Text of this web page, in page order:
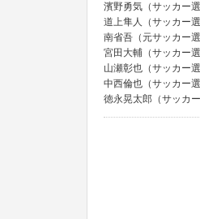
濱野勇気（サッカー
道上隼人（サッカー
南省吾（元サッカー
宮田大輔（サッカー
山瀬彰也（サッカー
中西倫也（サッカー
徳永晃太郎（サッカ